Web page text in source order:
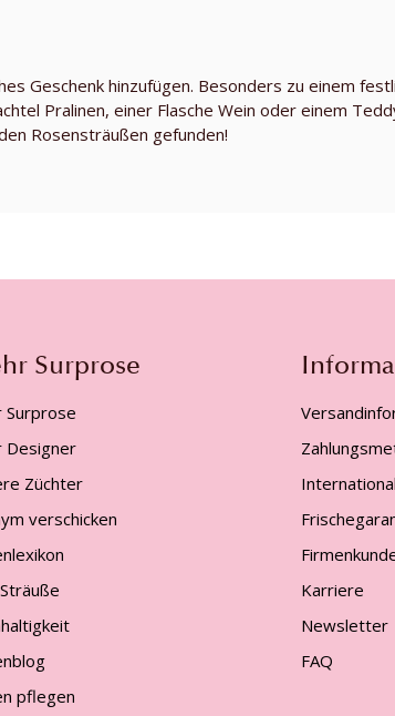
Geschenk hinzufügen. Besonders zu einem
Pralinen, einer Flasche Wein oder einem
Rosensträußen gefunden!
Surprose
Surprose
Designer
Züchter
verschicken
pflegen
Karriere
Newsletter
FAQ